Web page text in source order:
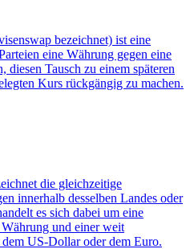
bezeichnet) ist eine
eine Währung gegen eine
diesen Tausch zu einem späteren
Kurs rückgängig zu machen.
die gleichzeitige
innerhalb desselben Landes oder
es sich dabei um eine
und einer weit
US-Dollar oder dem Euro.